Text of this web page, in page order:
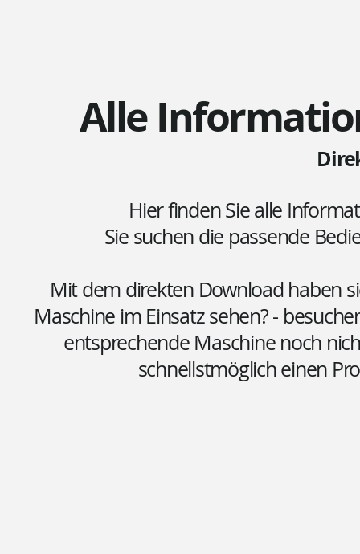
Alle
Hier finden Sie alle
Sie suchen die passende
Mit dem direkten Download haben
Maschine im Einsatz sehen? -
entsprechende Maschine noch
schnellstmöglich einen